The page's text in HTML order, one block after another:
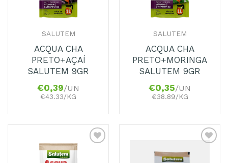
SALUTEM
ACQUA CHA
PRETO+AÇAÍ
SALUTEM 9GR
€0,39/UN
€43.33/KG
SALUTEM
ACQUA CHA
PRETO+MORINGA
SALUTEM 9GR
€0,35/UN
€38.89/KG
Adicionar